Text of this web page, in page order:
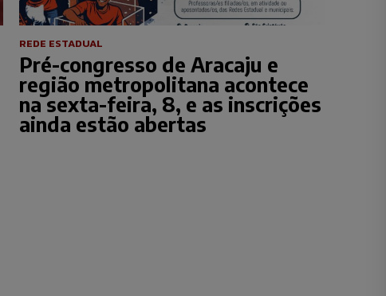
REDE ESTADUAL
Pré-congresso de Aracaju e
região metropolitana acontece
na sexta-feira, 8, e as inscrições
ainda estão abertas